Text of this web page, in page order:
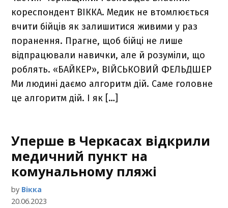
кореспондент ВІККА. Медик не втомлюється
вчити бійців як залишитися живими у раз
поранення. Прагне, щоб бійці не лише
відпрацювали навички, але й розуміли, що
роблять. «БАЙКЕР», ВІЙСЬКОВИЙ ФЕЛЬДШЕР
Ми людині даємо алгоритм дій. Саме головне
це алгоритм дій. І як […]
Уперше в Черкасах відкрили
медичний пункт на
комунальному пляжі
by Вікка
20.06.2023